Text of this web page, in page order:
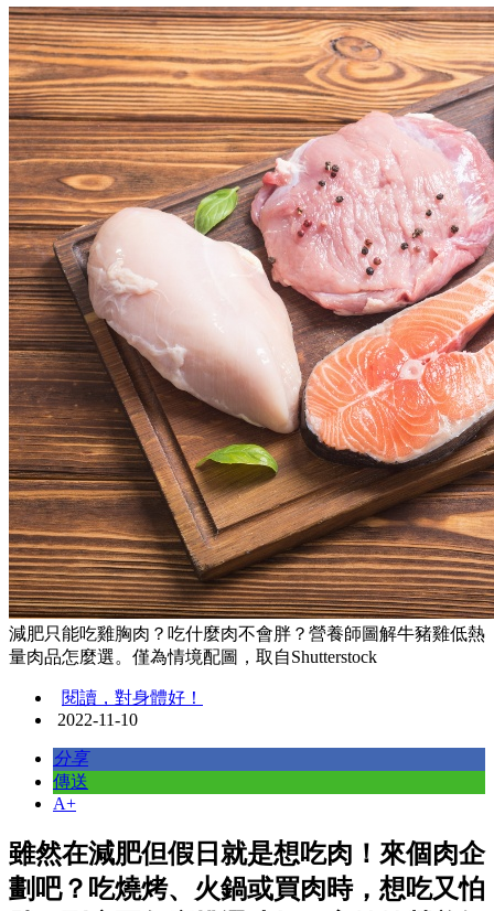
減肥只能吃雞胸肉？吃什麼肉不會胖？營養師圖解牛豬雞低熱
量肉品怎麼選。僅為情境配圖，取自Shutterstock
閱讀，對身體好！
2022-11-10
分享
傳送
A+
雖然在減肥但假日就是想吃肉！來個肉企
劃吧？吃燒烤、火鍋或買肉時，想吃又怕